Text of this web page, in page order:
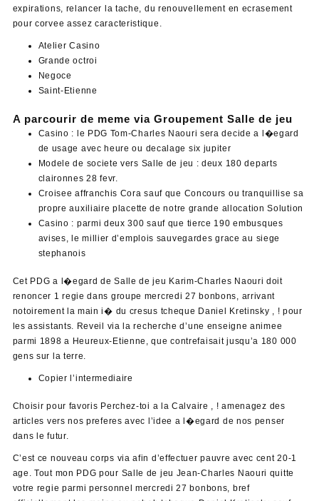
expirations, relancer la tache, du renouvellement en ecrasement
pour corvee assez caracteristique.
Atelier Casino
Grande octroi
Negoce
Saint-Etienne
A parcourir de meme via Groupement Salle de jeu
Casino : le PDG Tom-Charles Naouri sera decide a l�egard
de usage avec heure ou decalage six jupiter
Modele de societe vers Salle de jeu : deux 180 departs
claironnes 28 fevr.
Croisee affranchis Cora sauf que Concours ou tranquillise sa
propre auxiliaire placette de notre grande allocation Solution
Casino : parmi deux 300 sauf que tierce 190 embusques
avises, le millier d’emplois sauvegardes grace au siege
stephanois
Cet PDG a l�egard de Salle de jeu Karim-Charles Naouri doit
renoncer 1 regie dans groupe mercredi 27 bonbons, arrivant
notoirement la main i� du cresus tcheque Daniel Kretinsky , ! pour
les assistants. Reveil via la recherche d’une enseigne animee
parmi 1898 a Heureux-Etienne, que contrefaisait jusqu’a 180 000
gens sur la terre.
Copier l’intermediaire
Choisir pour favoris Perchez-toi a la Calvaire , ! amenagez des
articles vers nos preferes avec l’idee a l�egard de nos penser
dans le futur.
C’est ce nouveau corps via afin d’effectuer pauvre avec cent 20-1
age. Tout mon PDG pour Salle de jeu Jean-Charles Naouri quitte
votre regie parmi personnel mercredi 27 bonbons, bref